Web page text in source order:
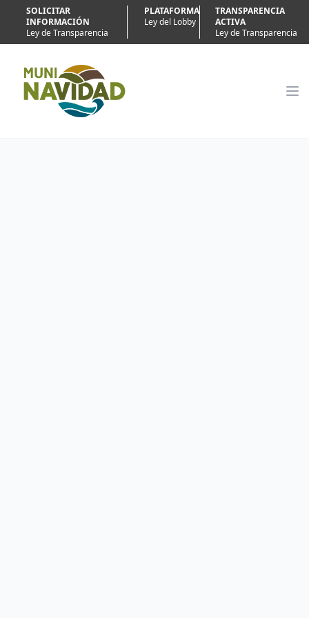
SOLICITAR
INFORMACIÓN
Ley de Transparencia
PLATAFORMA
Ley del Lobby
TRANSPARENCIA
ACTIVA
Ley de Transparencia